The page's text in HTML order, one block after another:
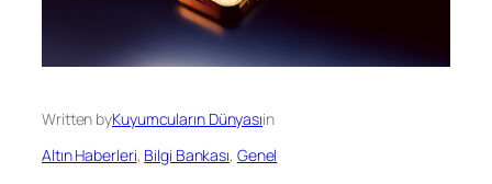
Written byKuyumcuların Dünyasıin
Altın Haberleri, Bilgi Bankası, Genel